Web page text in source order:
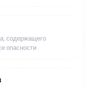
содержащего
опасности